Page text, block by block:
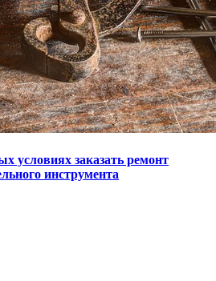
условиях заказать ремонт
инструмента